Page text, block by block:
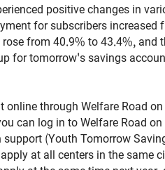
positive changes in
for subscribers
from 40.9% to 43.4%,
for tomorrow's savings
through Welfare Road
can log in to Welfare Road
(Youth Tomorrow
at all centers in the